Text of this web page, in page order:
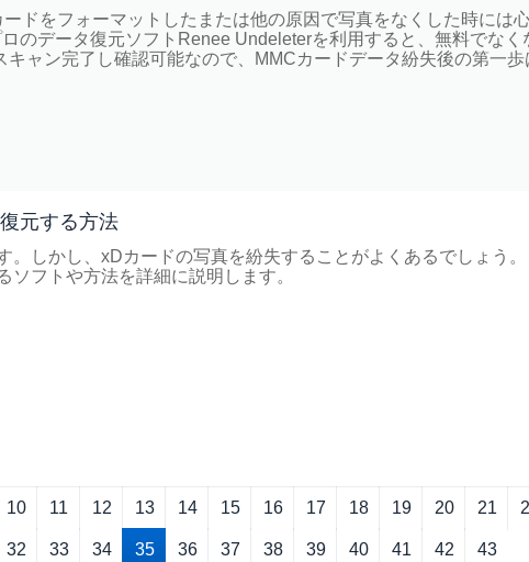
ドをフォーマットしたまたは他の原因で写真をなくした時には
のデータ復元ソフトRenee Undeleterを利用すると、無料でなく
ャン完了し確認可能なので、MMCカードデータ紛失後の第一歩
元する方法
しかし、xDカードの写真を紛失することがよくあるでしょう。
フトや方法を詳細に説明します。
10 11 12 13 14 15 16 17 18 19 20 21
32 33 34 35 36 37 38 39 40 41 42 43